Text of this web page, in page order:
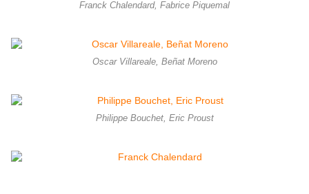
Franck Chalendard, Fabrice Piquemal
Oscar Villareale, Beñat Moreno
Philippe Bouchet, Eric Proust